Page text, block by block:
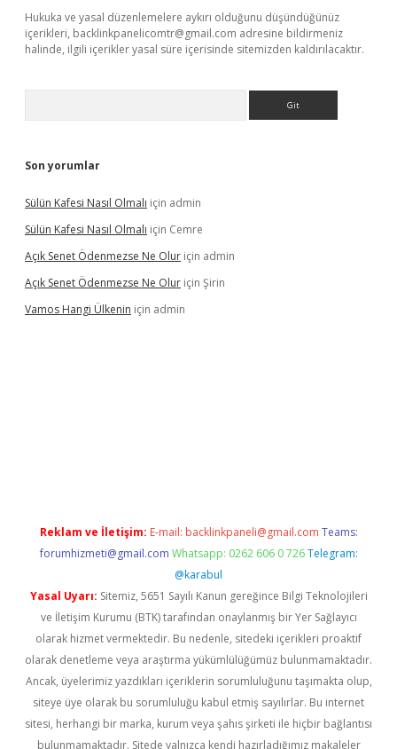
Hukuka ve yasal düzenlemelere aykırı olduğunu düşündüğünüz
içerikleri, backlinkpanelicomtr@gmail.com adresine bildirmeniz
halinde, ilgili içerikler yasal süre içerisinde sitemizden kaldırılacaktır.
Son yorumlar
Sülün Kafesi Nasıl Olmalı için admin
Sülün Kafesi Nasıl Olmalı için Cemre
Açık Senet Ödenmezse Ne Olur için admin
Açık Senet Ödenmezse Ne Olur için Şirin
Vamos Hangi Ülkenin için admin
Reklam ve İletişim: E-mail: backlinkpaneli@gmail.com Teams:
forumhizmeti@gmail.com Whatsapp: 0262 606 0 726 Telegram:
@karabul
Yasal Uyarı: Sitemiz, 5651 Sayılı Kanun gereğince Bilgi Teknolojileri
ve İletişim Kurumu (BTK) tarafından onaylanmış bir Yer Sağlayıcı
olarak hizmet vermektedir. Bu nedenle, sitedeki içerikleri proaktif
olarak denetleme veya araştırma yükümlülüğümüz bulunmamaktadır.
Ancak, üyelerimiz yazdıkları içeriklerin sorumluluğunu taşımakta olup,
siteye üye olarak bu sorumluluğu kabul etmiş sayılırlar. Bu internet
sitesi, herhangi bir marka, kurum veya şahıs şirketi ile hiçbir bağlantısı
bulunmamaktadır. Sitede yalnızca kendi hazırladığımız makaleler